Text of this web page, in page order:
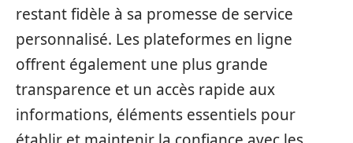
restant fidèle à sa promesse de service
personnalisé. Les plateformes en ligne
offrent également une plus grande
transparence et un accès rapide aux
informations, éléments essentiels pour